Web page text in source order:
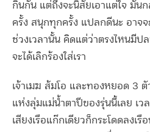
กินกัน แต่ถึงจะนิสัยเอาแต่ใจ มัน
ครั้ง สนุกทุกครั้ง แปลกดีนะ อาจจ
ช่วงเวลานั้น คิดแต่ว่าตรงไหนมีป
จะได้เลิกร้องใส่เรา
เจ้าเมฆ ส้มโอ และทองหยอด 3 ตั
แห่งลุ่มแม่น้ำตาปีของรุ่นนี้เลย เว
เสียงเรือแก๊กเดียวก็กระโดดลงเ